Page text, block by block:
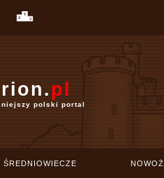
pl
polski portal
ŚREDNIOWIECZE